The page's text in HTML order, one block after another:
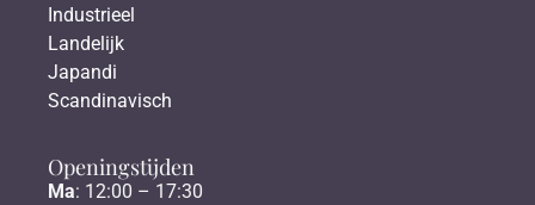
Industrieel
Landelijk
Japandi
Scandinavisch
Openingstijden
Ma: 12:00 – 17:30